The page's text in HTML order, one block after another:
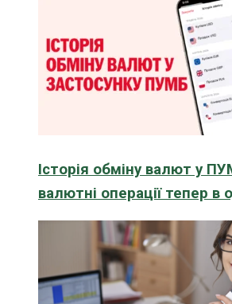
Історія обміну валют у
валютні операції тепер в